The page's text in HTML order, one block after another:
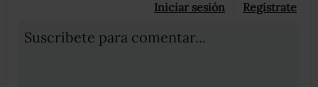
Iniciar sesión Registrate
Suscribete para comentar...